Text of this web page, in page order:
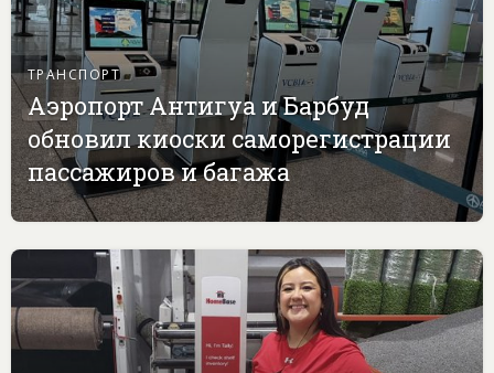
ТРАНСПОРТ
Аэропорт Антигуа и Барбуд
обновил киоски саморегистрации
пассажиров и багажа